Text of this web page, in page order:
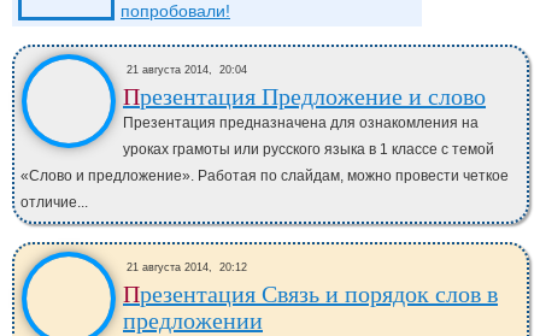
попробовали!
21 августа 2014, 20:04
Презентация Предложение и слово
Презентация предназначена для ознакомления на
уроках грамоты или русского языка в 1 классе с темой
«Слово и предложение». Работая по слайдам, можно провести четкое
отличие...
21 августа 2014, 20:12
Презентация Связь и порядок слов в
предложении